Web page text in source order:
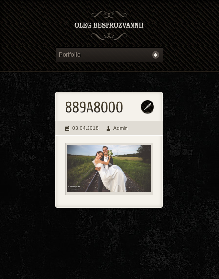
03.04.2018 Admin